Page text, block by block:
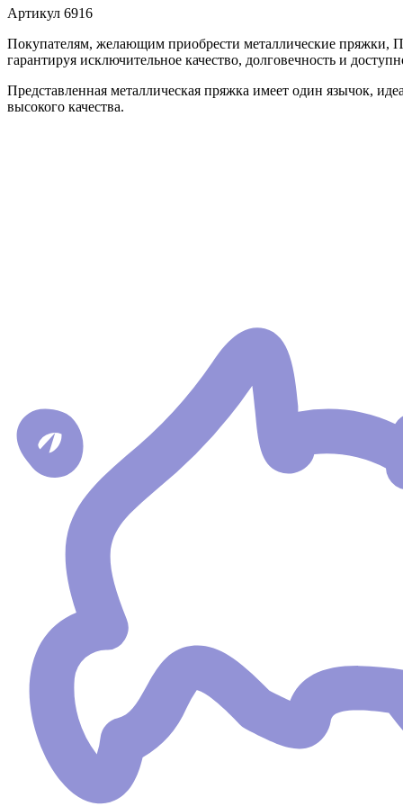
Артикул 6916
Покупателям, желающим приобрести металлические пряжки,
гарантируя исключительное качество, долговечность и
Представленная металлическая пряжка имеет один язычок,
высокого качества.